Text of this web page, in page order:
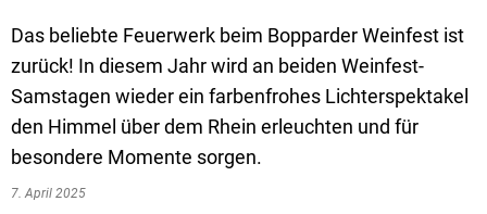
Livestream Sitzungen auf Youtube
Wahlergebnisse
Baugrundstücke
Straßenausbaupläne
Wiederkehrende Straßenausbaubeiträge
Gewerbe-Anmeldung/Ummeldung/
Schutzhütten
Vereine und
Das beliebte Feuerwerk beim Bopparder Weinfest ist
zurück! In diesem Jahr wird an beiden Weinfest-
Samstagen wieder ein farbenfrohes Lichterspektakel
den Himmel über dem Rhein erleuchten und für
besondere Momente sorgen.
7. April 2025